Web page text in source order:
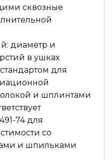
сквозные
диаметр и
в ушках
для
и шплинтами
74 для
со
и шпильками